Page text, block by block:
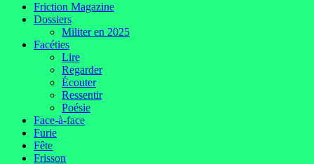
Friction Magazine
Dossiers
Militer en 2025
Facéties
Lire
Regarder
Écouter
Ressentir
Poésie
Face-à-face
Furie
Fête
Frisson